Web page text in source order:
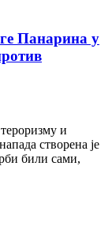
Панарина у
и
створена је
били сами,